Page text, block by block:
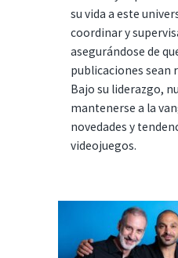
su vida a este
coordinar y
asegurándose de
publicaciones sean
Bajo su liderazgo,
mantenerse a la
novedades y
videojuegos.